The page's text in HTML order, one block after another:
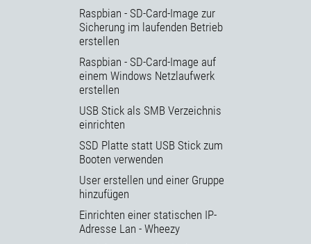
Raspbian - SD-Card-Image zur
Sicherung im laufenden Betrieb
erstellen
Raspbian - SD-Card-Image auf
einem Windows Netzlaufwerk
erstellen
USB Stick als SMB Verzeichnis
einrichten
SSD Platte statt USB Stick zum
Booten verwenden
User erstellen und einer Gruppe
hinzufügen
Einrichten einer statischen IP-
Adresse Lan - Wheezy